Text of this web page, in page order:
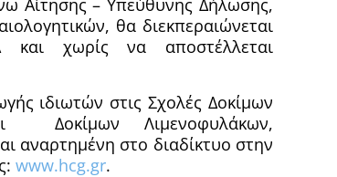
Αίτησης – Υπεύθυνης Δήλωσης,
θα διεκπεραιώνεται
χωρίς να αποστέλλεται
ιδιωτών στις Σχολές Δοκίμων
Δοκίμων Λιμενοφυλάκων,
αναρτημένη στο διαδίκτυο στην
www.hcg.gr.